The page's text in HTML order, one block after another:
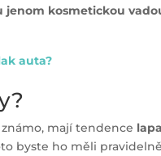
jenom kosmetickou
auta?
mají tendence
byste ho měli